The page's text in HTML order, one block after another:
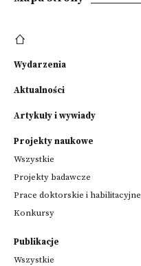
Wydarzenia
Aktualności
Artykuły i wywiady
Projekty naukowe
Wszystkie
Projekty badawcze
Prace doktorskie i habilitacyjne
Konkursy
Publikacje
Wszystkie